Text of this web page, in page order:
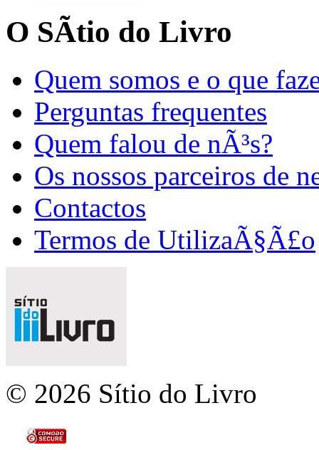
O SÃ­tio do Livro
Quem somos e o que
Perguntas frequentes
Quem falou de nÃ³s?
Os nossos parceiros de
Contactos
Termos de UtilizaÃ§Ã£o
© 2026 Sítio do Livro